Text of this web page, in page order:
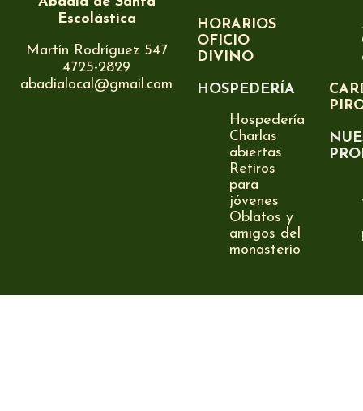
Escolástica
Martín Rodríguez 547
4725-2829
abadialocal@gmail.com
HORARIOS
OFICIO
DIVINO
HOSPEDERÍA
Hospedería
Charlas
abiertas
Retiros
para
jóvenes
Oblatos y
amigos del
monasterio